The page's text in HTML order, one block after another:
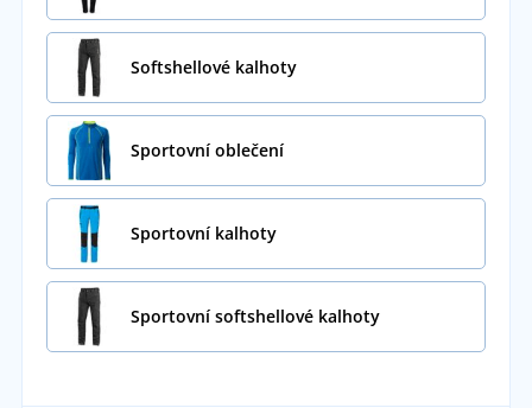
Softshellové kalhoty
Sportovní oblečení
Sportovní kalhoty
Sportovní softshellové kalhoty